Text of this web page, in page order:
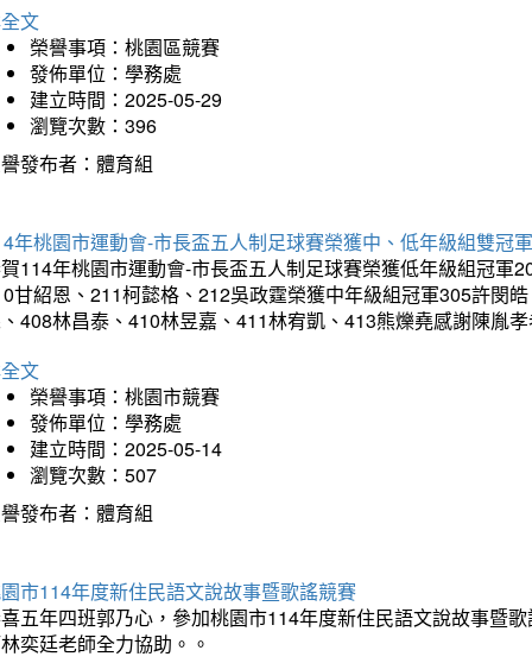
文
榮譽事項：桃園區競賽
發佈單位：學務處
建立時間：2025-05-29
瀏覽次數：396
發布者：體育組
年桃園市運動會-市長盃五人制足球賽榮獲中、低年級組雙冠軍
114年桃園市運動會-市長盃五人制足球賽榮獲低年級組冠
甘紹恩、211柯懿格、212吳政霆榮獲中年級組冠軍305許閔
408林昌泰、410林昱嘉、411林宥凱、413熊爍堯感謝陳胤
文
榮譽事項：桃園市競賽
發佈單位：學務處
建立時間：2025-05-14
瀏覽次數：507
發布者：體育組
市114年度新住民語文說故事暨歌謠競賽
五年四班郭乃心，參加桃園市114年度新住民語文說故事暨
奕廷老師全力協助。。